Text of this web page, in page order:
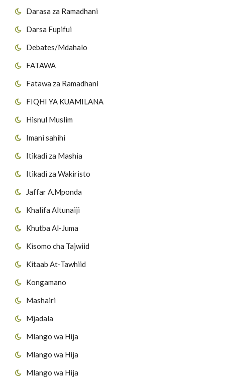
Darasa za Ramadhani
Darsa Fupifui
Debates/Mdahalo
FATAWA
Fatawa za Ramadhani
FIQHI YA KUAMILANA
Hisnul Muslim
Imani sahihi
Itikadi za Mashia
Itikadi za Wakiristo
Jaffar A.Mponda
Khalifa Altunaiji
Khutba Al-Juma
Kisomo cha Tajwiid
Kitaab At-Tawhiid
Kongamano
Mashairi
Mjadala
Mlango wa Hija
Mlango wa Hija
Mlango wa Hija